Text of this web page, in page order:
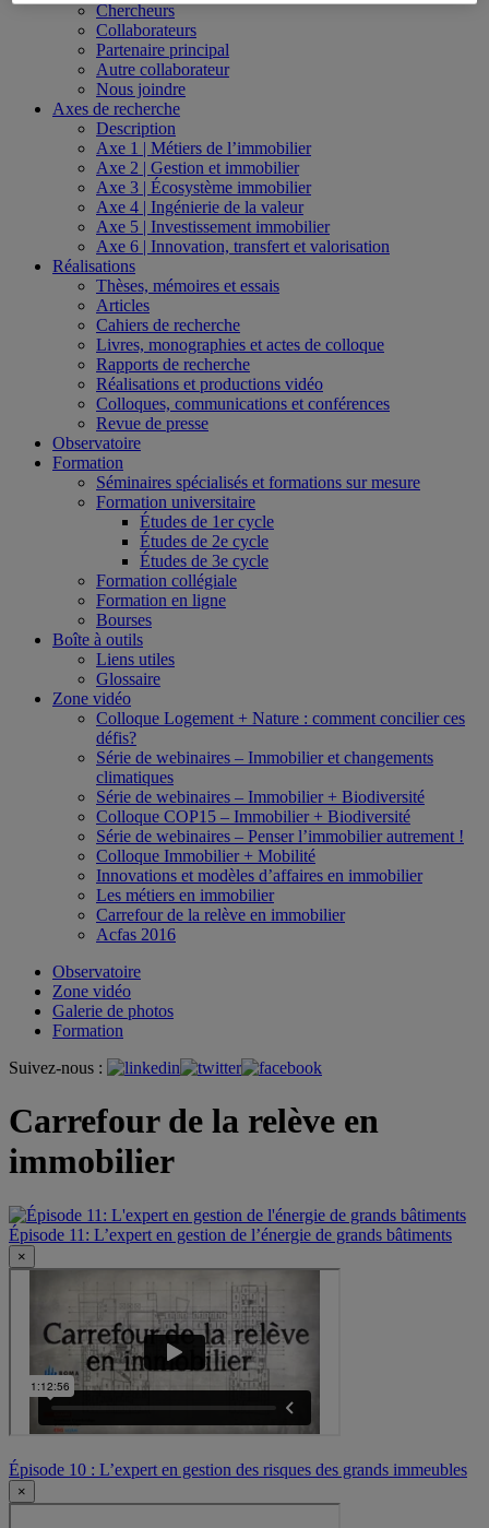
Chercheurs
Collaborateurs
Partenaire principal
Autre collaborateur
Nous joindre
Axes de recherche
Description
Axe 1 | Métiers de l’immobilier
Axe 2 | Gestion et immobilier
Axe 3 | Écosystème immobilier
Axe 4 | Ingénierie de la valeur
Axe 5 | Investissement immobilier
Axe 6 | Innovation, transfert et valorisation
Réalisations
Thèses, mémoires et essais
Articles
Cahiers de recherche
Livres, monographies et actes de colloque
Rapports de recherche
Réalisations et productions vidéo
Colloques, communications et conférences
Revue de presse
Observatoire
Formation
Séminaires spécialisés et formations sur mesure
Formation universitaire
Études de 1er cycle
Études de 2e cycle
Études de 3e cycle
Formation collégiale
Formation en ligne
Bourses
Boîte à outils
Liens utiles
Glossaire
Zone vidéo
Colloque Logement + Nature : comment concilier ces
défis?
Série de webinaires – Immobilier et changements
climatiques
Série de webinaires – Immobilier + Biodiversité
Colloque COP15 – Immobilier + Biodiversité
Série de webinaires – Penser l’immobilier autrement !
Colloque Immobilier + Mobilité
Innovations et modèles d’affaires en immobilier
Les métiers en immobilier
Carrefour de la relève en immobilier
Acfas 2016
Observatoire
Zone vidéo
Galerie de photos
Formation
Suivez-nous :
Carrefour de la relève en
immobilier
Épisode 11: L’expert en gestion de l’énergie de grands bâtiments
×
Épisode 10 : L’expert en gestion des risques des grands immeubles
×